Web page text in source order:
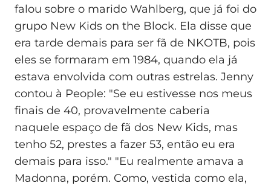
falou sobre o marido Wahlberg, que já foi do
grupo New Kids on the Block. Ela disse que
era tarde demais para ser fã de NKOTB, pois
eles se formaram em 1984, quando ela já
estava envolvida com outras estrelas. Jenny
contou à People: "Se eu estivesse nos meus
finais de 40, provavelmente caberia
naquele espaço de fã dos New Kids, mas
tenho 52, prestes a fazer 53, então eu era
demais para isso." "Eu realmente amava a
Madonna, porém. Como, vestida como ela,